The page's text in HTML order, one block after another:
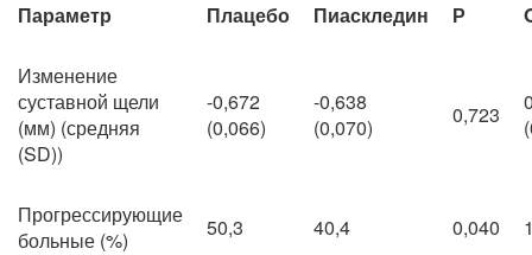
Параметр Плацебо Пиаскледин Р
Изменение
суставной щели
(мм) (средняя
(SD))
-0,672
(0,066)
-0,638
(0,070)
0,723
Прогрессирующие
больные (%)
50,3 40,4 0,040